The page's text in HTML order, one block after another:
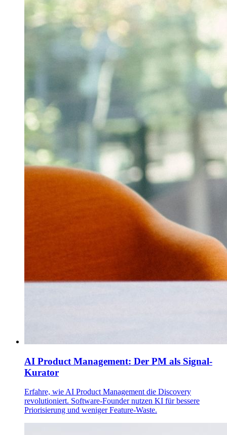
AI Product Management: Der PM als Signal-
Kurator
Erfahre, wie AI Product Management die Discovery
revolutioniert. Software-Founder nutzen KI für bessere
Priorisierung und weniger Feature-Waste.